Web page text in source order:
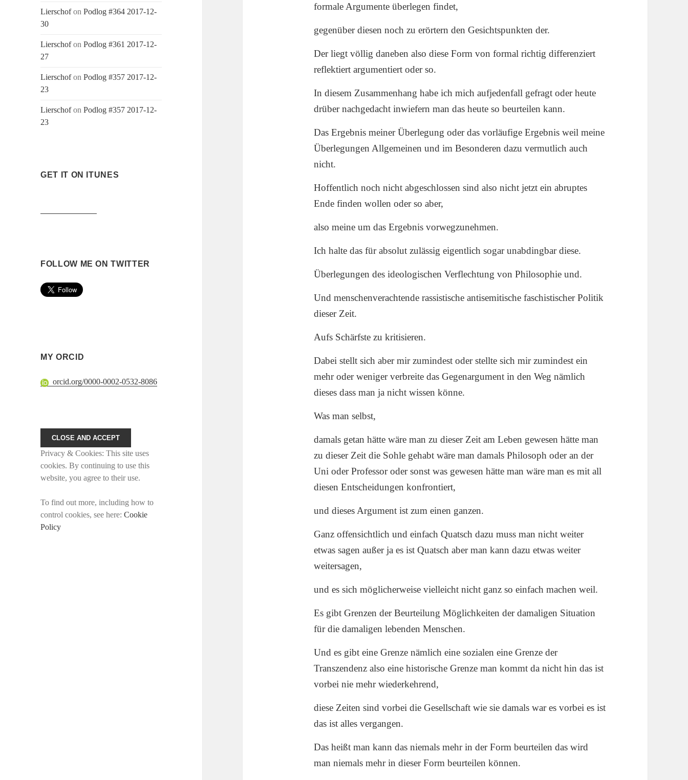
LierschofonPodlog #364 2017-12-
30
LierschofonPodlog #361 2017-12-
27
LierschofonPodlog #357 2017-12-
23
LierschofonPodlog #357 2017-12-
23
GET IT ON ITUNES
FOLLOW ME ON TWITTER
MY ORCID
orcid.org/0000-0002-0532-8086
Privacy & Cookies: This site uses
cookies. By continuing to use this
website, you agree to their use.
To find out more, including how to
control cookies, see here:Cookie
Policy
formale Argumente überlegen findet,
gegenüber diesen noch zu erörtern den Gesichtspunkten der.
Der liegt völlig daneben also diese Form von formal richtig differenziert
reflektiert argumentiert oder so.
In diesem Zusammenhang habe ich mich aufjedenfall gefragt oder heute
drüber nachgedacht inwiefern man das heute so beurteilen kann.
Das Ergebnis meiner Überlegung oder das vorläufige Ergebnis weil meine
Überlegungen Allgemeinen und im Besonderen dazu vermutlich auch
nicht.
Hoffentlich noch nicht abgeschlossen sind also nicht jetzt ein abruptes
Ende finden wollen oder so aber,
also meine um das Ergebnis vorwegzunehmen.
Ich halte das für absolut zulässig eigentlich sogar unabdingbar diese.
Überlegungen des ideologischen Verflechtung von Philosophie und.
Und menschenverachtende rassistische antisemitische faschistischer Politik
dieser Zeit.
Aufs Schärfste zu kritisieren.
Dabei stellt sich aber mir zumindest oder stellte sich mir zumindest ein
mehr oder weniger verbreite das Gegenargument in den Weg nämlich
dieses dass man ja nicht wissen könne.
Was man selbst,
damals getan hätte wäre man zu dieser Zeit am Leben gewesen hätte man
zu dieser Zeit die Sohle gehabt wäre man damals Philosoph oder an der
Uni oder Professor oder sonst was gewesen hätte man wäre man es mit all
diesen Entscheidungen konfrontiert,
und dieses Argument ist zum einen ganzen.
Ganz offensichtlich und einfach Quatsch dazu muss man nicht weiter
etwas sagen außer ja es ist Quatsch aber man kann dazu etwas weiter
weitersagen,
und es sich möglicherweise vielleicht nicht ganz so einfach machen weil.
Es gibt Grenzen der Beurteilung Möglichkeiten der damaligen Situation
für die damaligen lebenden Menschen.
Und es gibt eine Grenze nämlich eine sozialen eine Grenze der
Transzendenz also eine historische Grenze man kommt da nicht hin das ist
vorbei nie mehr wiederkehrend,
diese Zeiten sind vorbei die Gesellschaft wie sie damals war es vorbei es ist
das ist alles vergangen.
Das heißt man kann das niemals mehr in der Form beurteilen das wird
man niemals mehr in dieser Form beurteilen können.